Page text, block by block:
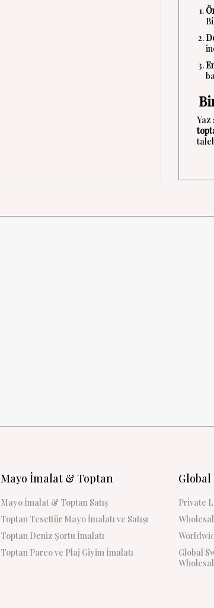
Yaz
Mayo İmalat & Toptan
Mayo İmalat & Toptan Satış
Toptan Tesettür Mayo İmalatı ve Satışı
Toptan Deniz Şortu İmalatı
Toptan Pareo ve Plaj Giyim İmalatı
Private
Global